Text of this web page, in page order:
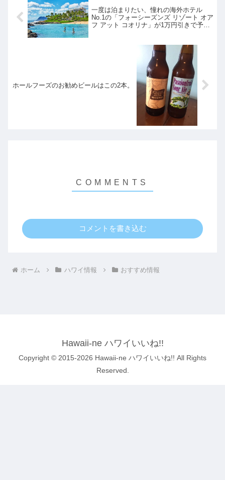
一度は泊まりたい、憧れの海外ホテル
No.1の「フォーシーズンズ リゾート オア
フ アット コオリナ」が1万円引きで予約
ホールフーズのお勧めビールはこの2本。
コメントを書き込む
ホーム ハワイ情報 おすすめ情報
Hawaii-ne ハワイいいね!!
Copyright © 2015-2026 Hawaii-ne ハワイいいね!! All Rights
Reserved.